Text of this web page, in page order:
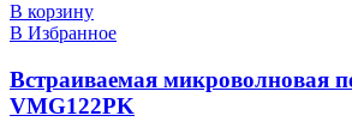
В корзину
В Избранное
Встраиваемая микроволновая
VMG122PK